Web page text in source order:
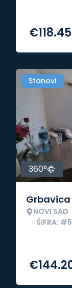
€
Stanovi
360°
Grbavica
NOVI SAD
ŠIFRA:
€